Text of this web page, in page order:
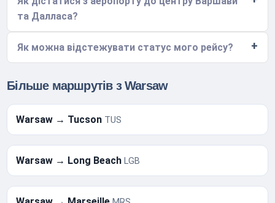
та Далласа?
Як можна відстежувати статус мого рейсу?
Більше маршрутів з Warsaw
Warsaw → Tucson TUS
Warsaw → Long BeachLGB